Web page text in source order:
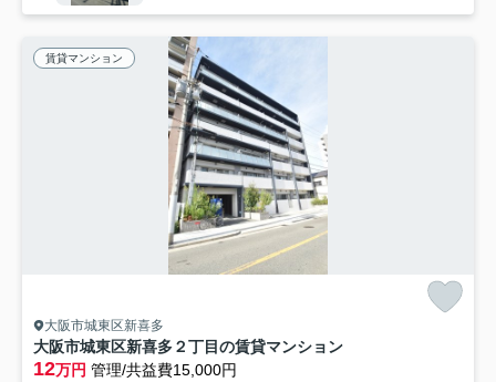
賃貸マンション
大阪市城東区新喜多
大阪市城東区新喜多２丁目の賃貸マンション
12万円 管理/共益費15,000円